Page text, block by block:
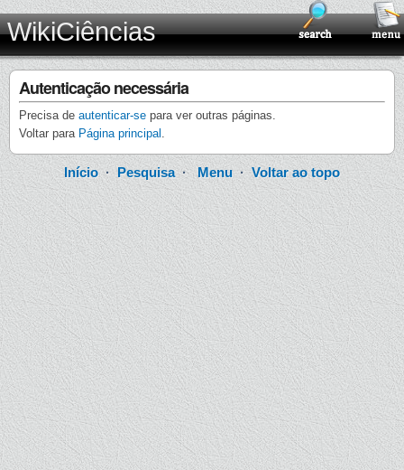
WikiCiências
Autenticação necessária
Precisa de autenticar-se para ver outras páginas.
Voltar para Página principal .
Início · Pesquisa·Menu ·Voltar ao topo